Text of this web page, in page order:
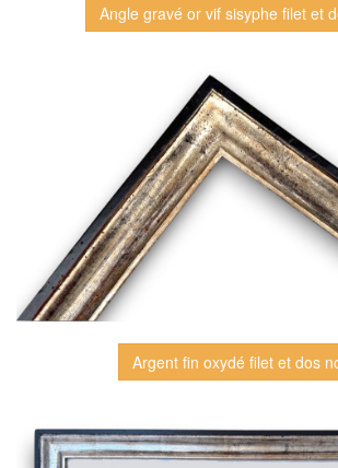
Angle gravé or vif sisyphe filet et
Argent fin oxydé filet et dos